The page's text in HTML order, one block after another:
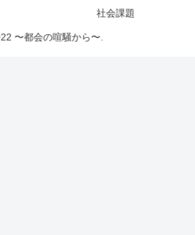
社会課題
〜都会の喧騒から〜.